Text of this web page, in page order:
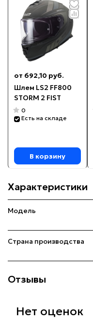
от 692,10 руб.
Шлем LS2 FF800
STORM 2 FIST
0
Есть на складе
В корзину
Характеристики
Модель
Страна производства
Отзывы
Нет оценок